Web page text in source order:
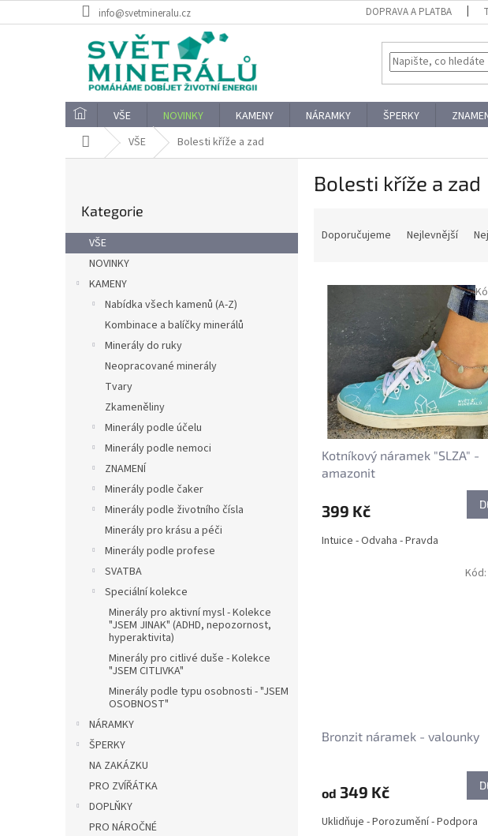
na
info@svetmineralu.cz DOPRAVA A PLATBA
VŠE NOVINKY KAMENY NÁRAMKY ŠPERKY
Domů VŠE Bolesti kříže a zad
r
a
kategorie
Kategorie
VŠE
NOVINKY
KAMENY
Nabídka všech kamenů (A-Z)
Kombinace a balíčky minerálů
Minerály do ruky
Neopracované minerály
Tvary
Zkameněliny
Minerály podle účelu
Minerály podle nemoci
ZNAMENÍ
Minerály podle čaker
Minerály podle životního čísla
Minerály pro krásu a péči
Minerály podle profese
SVATBA
Speciální kolekce
Minerály pro aktivní mysl - Kolekce
"JSEM JINAK" (ADHD, nepozornost,
hyperaktivita)
Minerály pro citlivé duše - Kolekce
"JSEM CITLIVKA"
Minerály podle typu osobnosti - "JSEM
OSOBNOST"
NÁRAMKY
ŠPERKY
NA ZAKÁZKU
PRO ZVÍŘÁTKA
DOPLŇKY
PRO NÁROČNÉ
Bolesti kříže a zad
Doporučujeme Nejlevnější
Kotníkový náramek "SLZA" -
amazonit
399 Kč
Intuice - Odvaha - Pravda
Bronzit náramek - valounky
od 349 Kč
Uklidňuje - Porozumění - Podpora
Kód: